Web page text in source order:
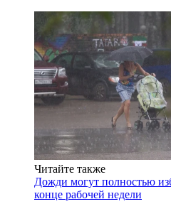
Читайте также
Дожди могут полностью
конце рабочей недели